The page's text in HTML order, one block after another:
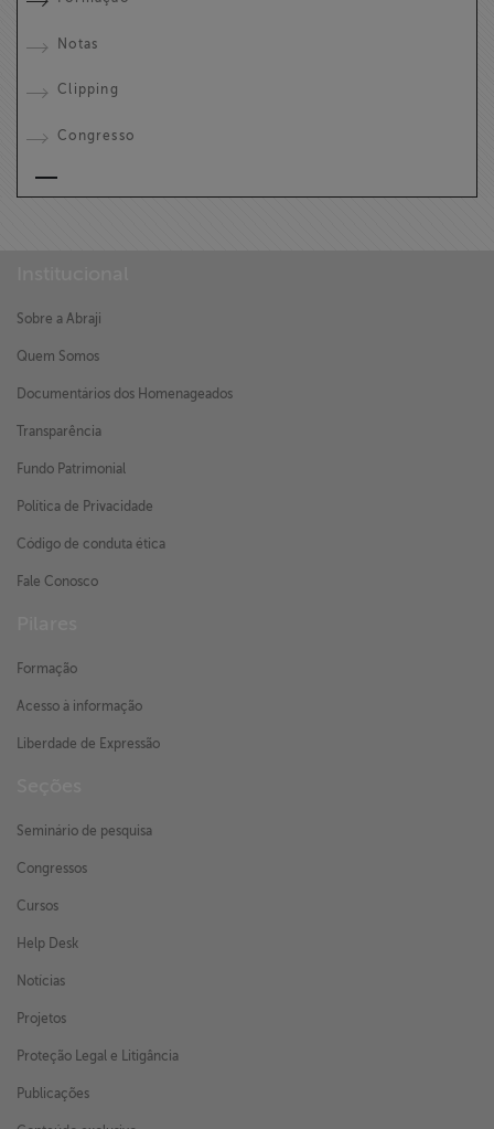
Notas
Clipping
Congresso
Sobre a Abraji
Quem Somos
Documentários dos Homenageados
Transparência
Fundo Patrimonial
Política de Privacidade
Código de conduta ética
Fale Conosco
Formação
Acesso à informação
Liberdade de Expressão
Seminário de pesquisa
Congressos
Cursos
Help Desk
Notícias
Projetos
Proteção Legal e Litigância
Publicações